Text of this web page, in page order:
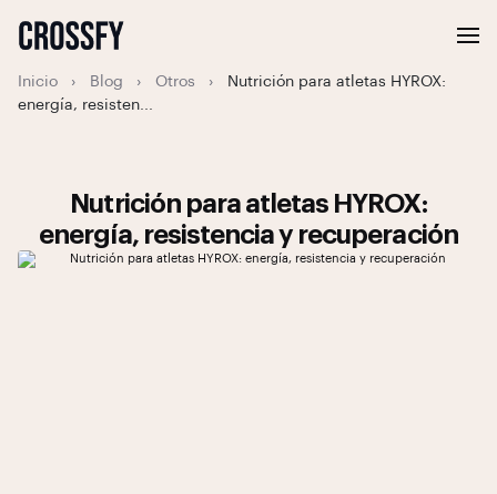
Inicio › Blog › Otros ›
Nutrición para atletas HYROX:
energía, resisten...
Nutrición para atletas HYROX:
energía, resistencia y recuperación